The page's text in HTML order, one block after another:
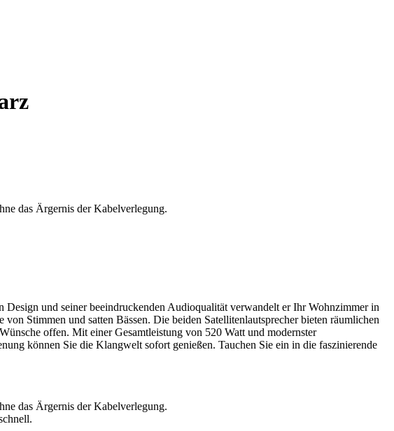
das Ärgernis der Kabelverlegung.
und seiner beeindruckenden Audioqualität verwandelt er Ihr Wohnzimmer in
Stimmen und satten Bässen. Die beiden Satellitenlautsprecher bieten räumlichen
offen. Mit einer Gesamtleistung von 520 Watt und modernster
können Sie die Klangwelt sofort genießen. Tauchen Sie ein in die faszinierende
das Ärgernis der Kabelverlegung.